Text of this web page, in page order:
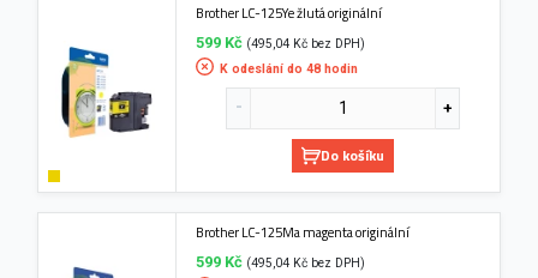
Brother LC-125Ye žlutá originální
599 Kč (495,04 Kč bez DPH)
K odeslání do 48 hodin
Do košíku
Brother LC-125Ma magenta originální
599 Kč (495,04 Kč bez DPH)